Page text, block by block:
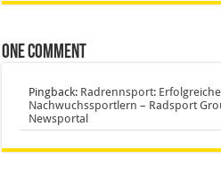
One comment
Pingback: Radrennsport:
Nachwuchssportlern – Radsport
Newsportal